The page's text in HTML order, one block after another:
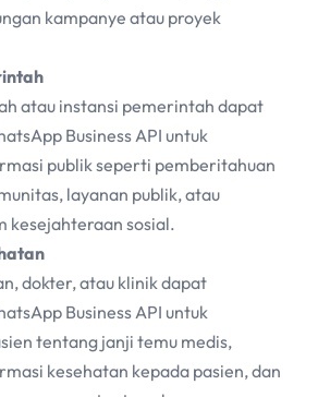
kampanye atau proyek
atau instansi pemerintah dapat
Business API untuk
publik seperti pemberitahuan
layanan publik, atau
kesejahteraan sosial.
dokter, atau klinik dapat
Business API untuk
tentang janji temu medis,
kesehatan kepada pasien, dan